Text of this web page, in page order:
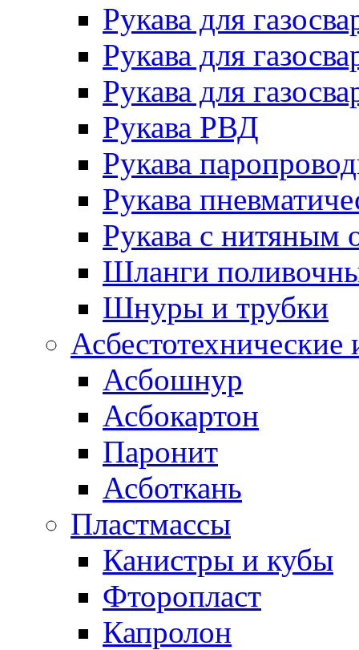
Рукава для
Рукава для
Рукава для
Рукава РВД
Рукава
Рукава
Рукава с нитяным
Шланги
Шнуры и трубки
Асбестотехнические
Асбошнур
Асбокартон
Паронит
Асботкань
Пластмассы
Канистры и кубы
Фторопласт
Капролон